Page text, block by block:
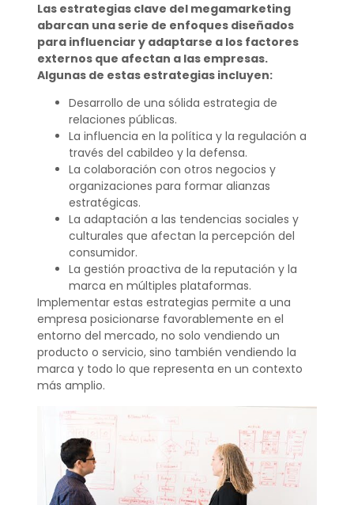
Las estrategias clave del megamarketing
abarcan una serie de enfoques diseñados
para influenciar y adaptarse a los factores
externos que afectan a las empresas.
Algunas de estas estrategias incluyen:
Desarrollo de una sólida estrategia de
relaciones públicas.
La influencia en la política y la regulación a
través del cabildeo y la defensa.
La colaboración con otros negocios y
organizaciones para formar alianzas
estratégicas.
La adaptación a las tendencias sociales y
culturales que afectan la percepción del
consumidor.
La gestión proactiva de la reputación y la
marca en múltiples plataformas.
Implementar estas estrategias permite a una
empresa posicionarse favorablemente en el
entorno del mercado, no solo vendiendo un
producto o servicio, sino también vendiendo la
marca y todo lo que representa en un contexto
más amplio.